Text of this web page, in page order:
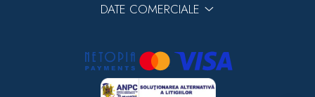
DATE COMERCIALE